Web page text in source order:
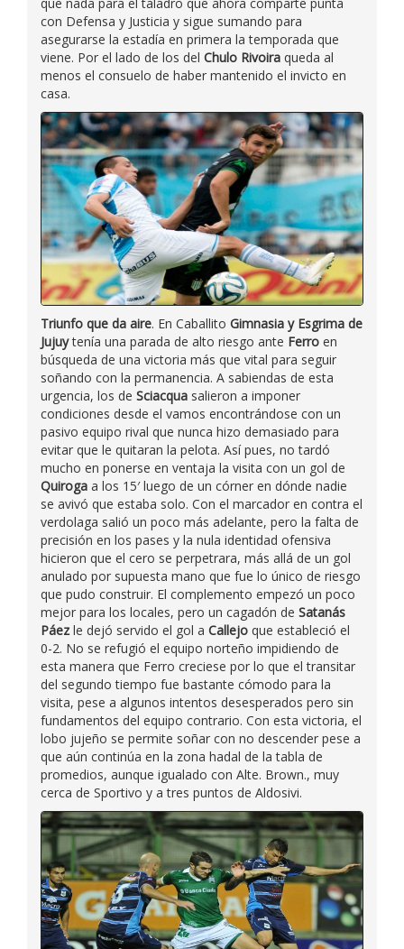
con Defensa y Justicia y sigue sumando para
asegurarse la estadía en primera la temporada que
viene. Por el lado de los del Chulo Rivoira queda al
menos el consuelo de haber mantenido el invicto en
casa.
Triunfo que da aire. En Caballito Gimnasia y Esgrima de
Jujuytenía una parada de alto riesgo ante Ferro en
búsqueda de una victoria más que vital para seguir
soñando con la permanencia. A sabiendas de esta
urgencia, los de Sciacqua salieron a imponer
condiciones desde el vamos encontrándose con un
pasivo equipo rival que nunca hizo demasiado para
evitar que le quitaran la pelota. Así pues, no tardó
mucho en ponerse en ventaja la visita con un gol de
Quiroga a los 15′ luego de un córner en dónde nadie
se avivó que estaba solo. Con el marcador en contra el
verdolaga salió un poco más adelante, pero la falta de
precisión en los pases y la nula identidad ofensiva
hicieron que el cero se perpetrara, más allá de un gol
anulado por supuesta mano que fue lo único de riesgo
que pudo construir. El complemento empezó un poco
mejor para los locales, pero un cagadón de Satanás
Páezle dejó servido el gol a Callejo que estableció el
0-2. No se refugió el equipo norteño impidiendo de
esta manera que Ferro creciese por lo que el transitar
del segundo tiempo fue bastante cómodo para la
visita, pese a algunos intentos desesperados pero sin
fundamentos del equipo contrario. Con esta victoria, el
lobo jujeño se permite soñar con no descender pese a
que aún continúa en la zona hadal de la tabla de
promedios, aunque igualado con Alte. Brown., muy
cerca de Sportivo y a tres puntos de Aldosivi.